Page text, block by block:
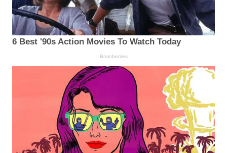
6 Best '90s Action Movies To Watch Today
Brainberries